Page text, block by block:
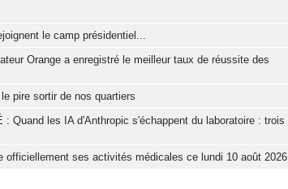
le camp présidentiel...
Orange a enregistré le meilleur taux de réussite des
pire sortir de nos quartiers
: Quand les IA d'Anthropic s'échappent du laboratoire : trois
ses activités médicales ce lundi 10 août 2026